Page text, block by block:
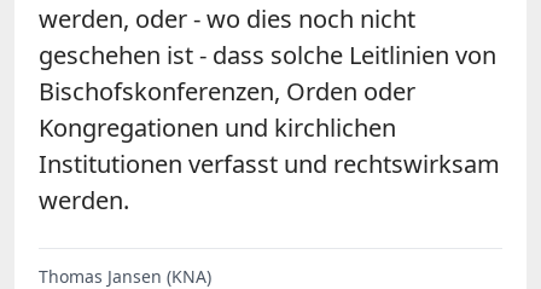
werden, oder - wo dies noch nicht
geschehen ist - dass solche Leitlinien von
Bischofskonferenzen, Orden oder
Kongregationen und kirchlichen
Institutionen verfasst und rechtswirksam
werden.
Thomas Jansen (KNA)